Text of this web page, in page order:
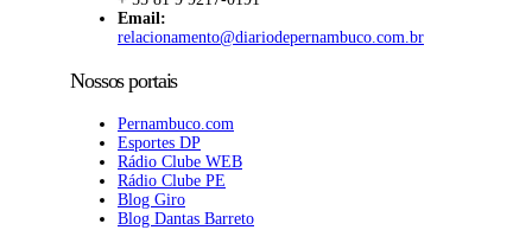
Email:
relacionamento@diariodepernambuco.com.br
Nossos portais
Pernambuco.com
Esportes DP
Rádio Clube WEB
Rádio Clube PE
Blog Giro
Blog Dantas Barreto